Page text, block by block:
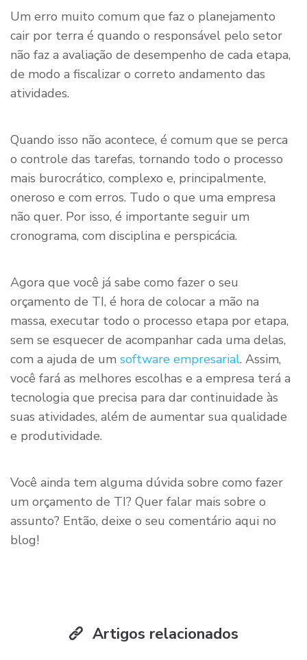
Um erro muito comum que faz o planejamento
cair por terra é quando o responsável pelo setor
não faz a avaliação de desempenho de cada etapa,
de modo a fiscalizar o correto andamento das
atividades.
Quando isso não acontece, é comum que se perca
o controle das tarefas, tornando todo o processo
mais burocrático, complexo e, principalmente,
oneroso e com erros. Tudo o que uma empresa
não quer. Por isso, é importante seguir um
cronograma, com disciplina e perspicácia.
Agora que você já sabe como fazer o seu
orçamento de TI, é hora de colocar a mão na
massa, executar todo o processo etapa por etapa,
sem se esquecer de acompanhar cada uma delas,
com a ajuda de um software empresarial. Assim,
você fará as melhores escolhas e a empresa terá a
tecnologia que precisa para dar continuidade às
suas atividades, além de aumentar sua qualidade
e produtividade.
Você ainda tem alguma dúvida sobre como fazer
um orçamento de TI? Quer falar mais sobre o
assunto? Então, deixe o seu comentário aqui no
blog!
Artigos relacionados